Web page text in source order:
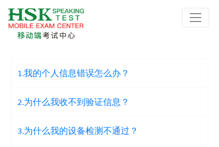
1.我的个人信息错误怎么办？
2.为什么我收不到验证信息？
3.为什么我的设备检测不通过？